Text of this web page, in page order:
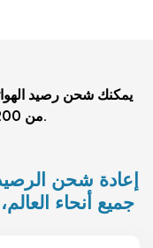
من 200 دولة بنقرة واحدة فقط.
إعادة شحن
جميع أنحاء